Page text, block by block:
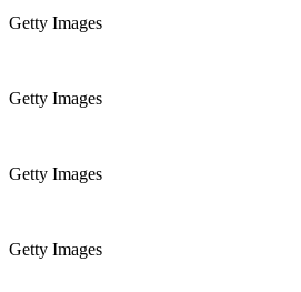
Getty Images
Getty Images
Getty Images
Getty Images